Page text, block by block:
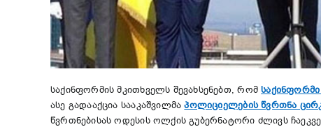
საქინფორმის მკითხველს შევახსენებთ, რომ
ასე გადააქცია სააკაშვილმაპოლიციელების წვრთნა
წვრთნებისას ოდესის ოლქის გუბერნატორი ძლივს